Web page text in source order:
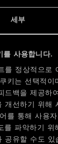
세부
를 사용합니다.
를 정상적으로
키는 선택적이
드백을 제공하
개선하기 위해
를 통해 사용
를 파악하기 위
공유할 수도 있
에 지
지만
무진한
을 가
니다!
& 가이드 작